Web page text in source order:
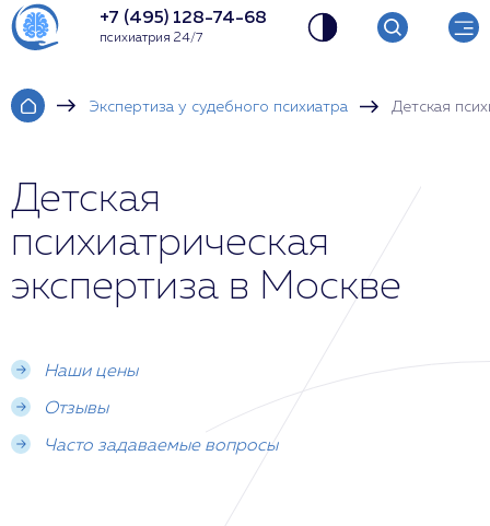
+7 (495) 128-74-68
психиатрия 24/7
Экспертиза у судебного психиатра Детская
Детская
психиатрическая
экспертиза в Москве
Наши цены
Отзывы
Часто задаваемые вопросы